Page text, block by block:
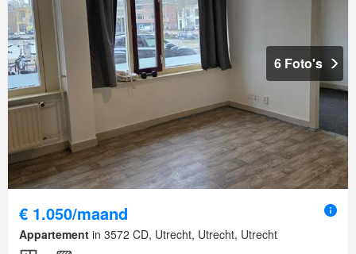
6 Foto's
€ 1.050/maand
Appartement in 3572 CD, Utrecht, Utrecht, Utrecht